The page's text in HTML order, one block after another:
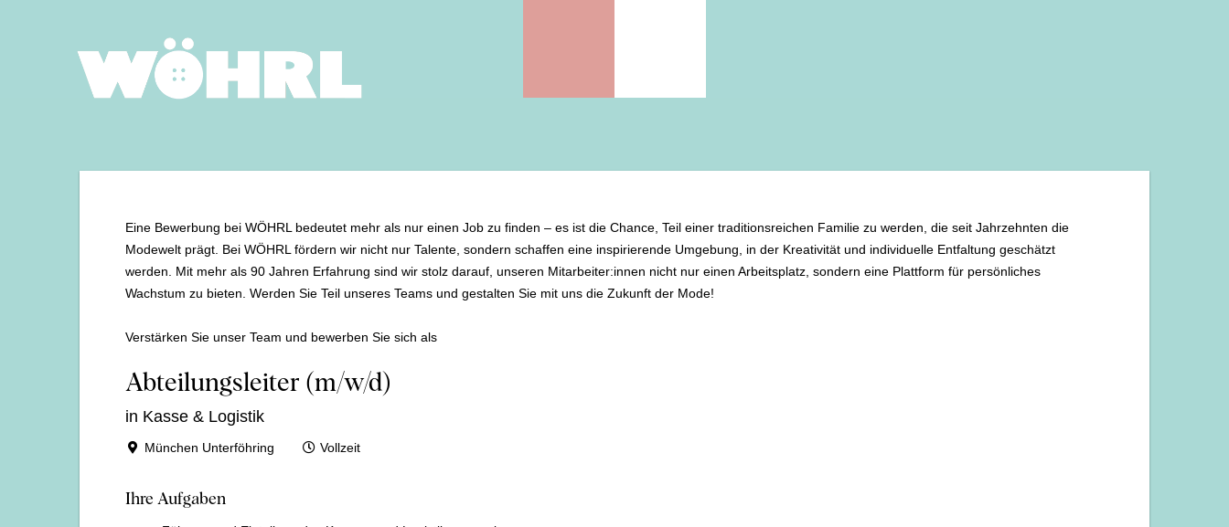
Abteilungsleiter (m/w/d)
in Kasse & Logistik
München Unterföhring Vollzeit
Eine Bewerbung bei WÖHRL bedeutet mehr als nur einen Job zu finden – es ist die Chance, Teil einer traditionsreichen Familie zu werden, die seit Jahrzehnten die
Modewelt prägt. Bei WÖHRL fördern wir nicht nur Talente, sondern schaffen eine inspirierende Umgebung, in der Kreativität und individuelle Entfaltung geschätzt
werden. Mit mehr als 90 Jahren Erfahrung sind wir stolz darauf, unseren Mitarbeiter:innen nicht nur einen Arbeitsplatz, sondern eine Plattform für persönliches
Wachstum zu bieten. Werden Sie Teil unseres Teams und gestalten Sie mit uns die Zukunft der Mode!
Verstärken Sie unser Team und bewerben Sie sich als
Ihre Aufgaben